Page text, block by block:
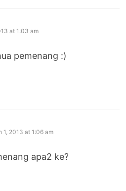
at 1:03 am
pemenang :)
1, 2013 at 1:06 am
apa2 ke?